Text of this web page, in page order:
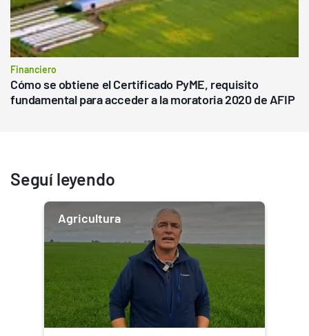
Financiero
Cómo se obtiene el Certificado PyME, requisito
fundamental para acceder a la moratoria 2020 de AFIP
Seguí leyendo
Agricultura